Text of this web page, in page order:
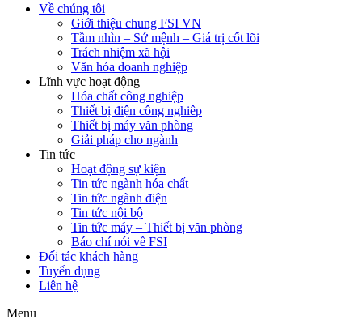
Về chúng tôi
Giới thiệu chung FSI VN
Tầm nhìn – Sứ mệnh – Giá trị cốt lõi
Trách nhiệm xã hội
Văn hóa doanh nghiệp
Lĩnh vực hoạt động
Hóa chất công nghiệp
Thiết bị điện công nghiêp
Thiết bị máy văn phòng
Giải pháp cho ngành
Tin tức
Hoạt động sự kiện
Tin tức ngành hóa chất
Tin tức ngành điện
Tin tức nội bộ
Tin tức máy – Thiết bị văn phòng
Báo chí nói về FSI
Đối tác khách hàng
Tuyển dụng
Liên hệ
Menu